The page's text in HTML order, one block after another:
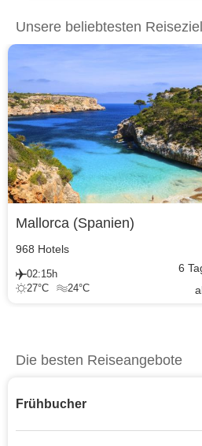
Unsere beliebtesten
Mallorca (Spanien)
968 Hotels
02:15h
27°C 24°C
6
Die besten Reiseangebote
Frühbucher